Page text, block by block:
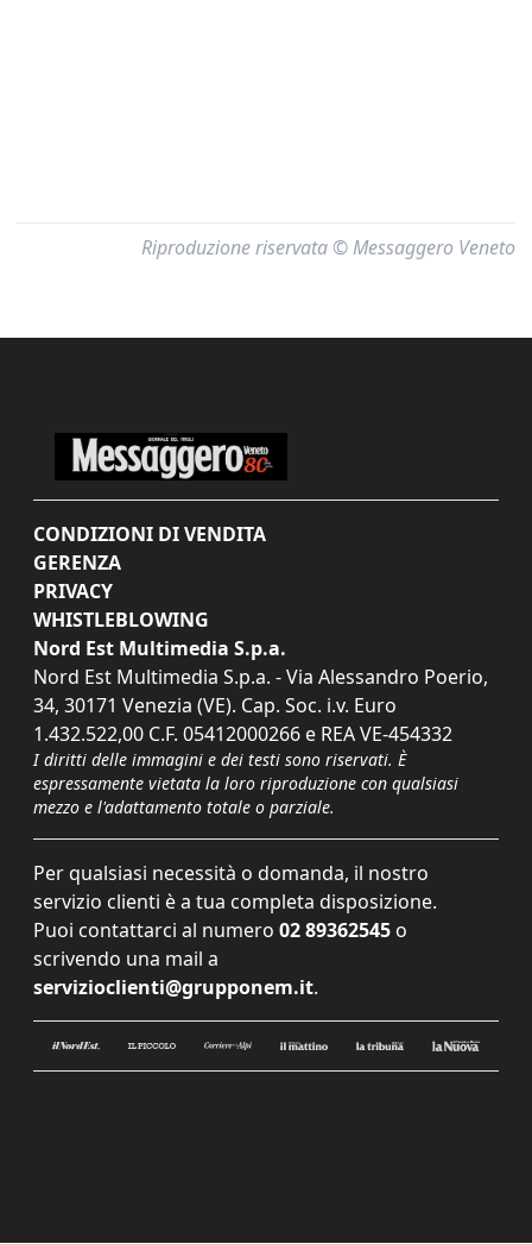
Riproduzione riservata © Messaggero Veneto
CONDIZIONI DI VENDITA
GERENZA
PRIVACY
WHISTLEBLOWING
Nord Est Multimedia S.p.a.
Nord Est Multimedia S.p.a. - Via Alessandro Poerio,
34, 30171 Venezia (VE). Cap. Soc. i.v. Euro
1.432.522,00 C.F. 05412000266 e REA VE-454332
I diritti delle immagini e dei testi sono riservati. È
espressamente vietata la loro riproduzione con qualsiasi
mezzo e l'adattamento totale o parziale.
Per qualsiasi necessità o domanda, il nostro
servizio clienti è a tua completa disposizione.
Puoi contattarci al numero 02 89362545 o
scrivendo una mail a
servizioclienti@grupponem.it.